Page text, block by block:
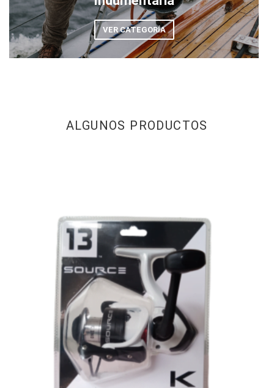
VER CATEGORÍA
ALGUNOS PRODUCTOS